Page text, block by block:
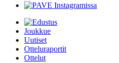
Joukkue
Uutiset
Otteluraportit
Ottelut